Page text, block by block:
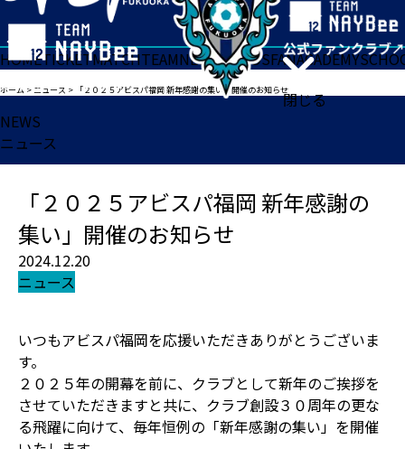
閉じる
HOMETICKETMATCHTEAMNEWSGOODSFANACADEMY
ホーム >ニュース > 「２０２５アビスパ福岡 新年感謝の集い」開催のお知らせ
NEWS
ニュース
「２０２５アビスパ福岡 新年感謝の
集い」開催のお知らせ
2024.12.20
ニュース
いつもアビスパ福岡を応援いただきありがとうございま
す。
２０２５年の開幕を前に、クラブとして新年のご挨拶を
させていただきますと共に、クラブ創設３０周年の更な
る飛躍に向けて、毎年恒例の「新年感謝の集い」を開催